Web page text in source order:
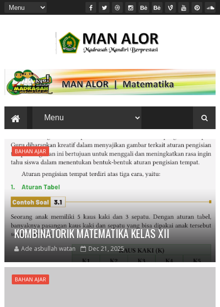
BAHAN AJAR
KOMBINATORIK MATEMATIKA KELAS XII
Ade asbullah watan Dec 21, 2025
BAHAN AJAR